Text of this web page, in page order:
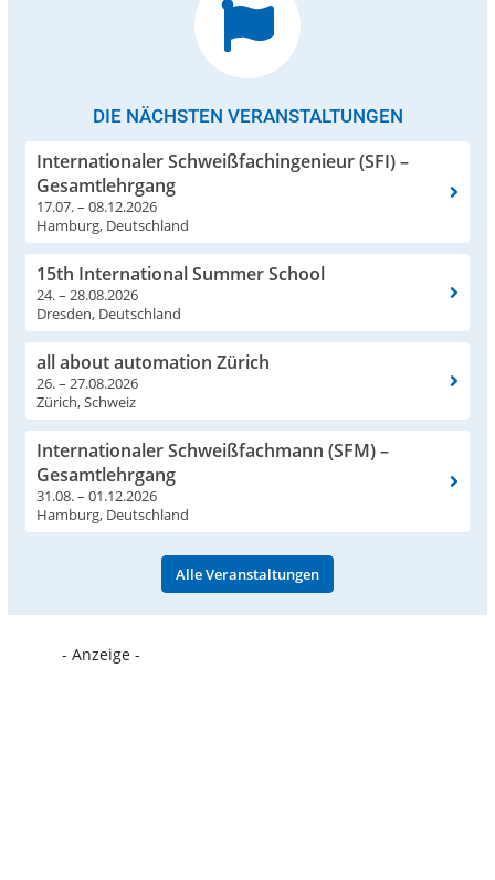
DIE NÄCHSTEN VERANSTALTUNGEN
Internationaler Schweißfachingenieur (SFI) –
Gesamtlehrgang
17.07. – 08.12.2026
Hamburg, Deutschland
15th International Summer School
24. – 28.08.2026
Dresden, Deutschland
all about automation Zürich
26. – 27.08.2026
Zürich, Schweiz
Internationaler Schweißfachmann (SFM) –
Gesamtlehrgang
31.08. – 01.12.2026
Hamburg, Deutschland
Alle Veranstaltungen
- Anzeige -